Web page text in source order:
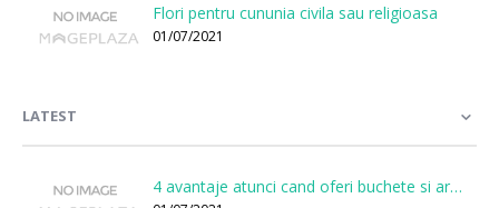
Flori pentru cununia civila sau religioasa
01/07/2021
LATEST
4 avantaje atunci cand oferi buchete si aranjamente printr-o florarie online